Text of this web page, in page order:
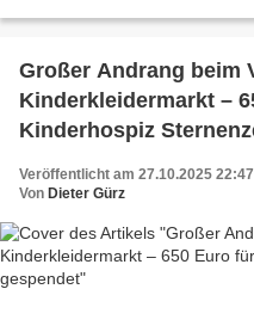
Großer Andrang beim
Kinderkleidermarkt –
Kinderhospiz
Veröffentlicht am 27.10.2025 22:47
Von Dieter Gürz